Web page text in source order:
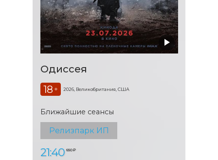
Одиссея
18 + 2026, Великобритания, США
Ближайшие сеансы
Релизпарк ИП
21:40 650 ₽